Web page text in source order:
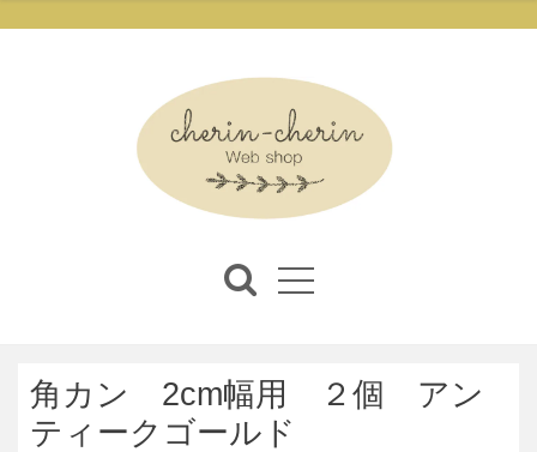
角カン 2cm幅用 ２個 アン
ティークゴールド